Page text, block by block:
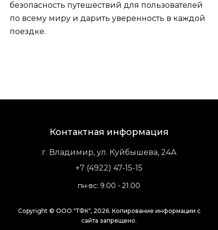
безопасность путешествий для пользователей
по всему миру и дарить уверенность в каждой
поездке.
Контактная информация
г. Владимир, ул. Куйбышева, 24А
+7 (4922) 47-15-15
пн-вс: 9.00 - 21.00
Copyright © ООО "ТФК", 2026. Копирование информации с
сайта запрещено.